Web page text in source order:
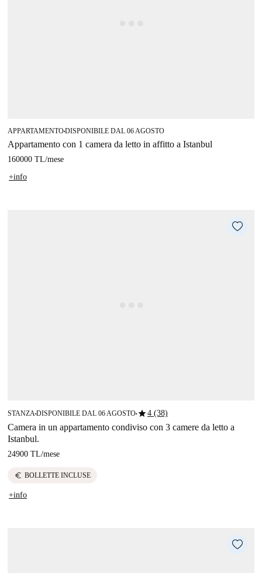
APPARTAMENTO■DISPONIBILE DAL 06 AGOSTO
Appartamento con 1 camera da letto in affitto a Istanbul
160000 TL/mese
+info
STANZA■DISPONIBILE DAL 06 AGOSTO■star4 (38)
Camera in un appartamento condiviso con 3 camere da letto a
Istanbul.
24900 TL/mese
euro BOLLETTE INCLUSE
+info